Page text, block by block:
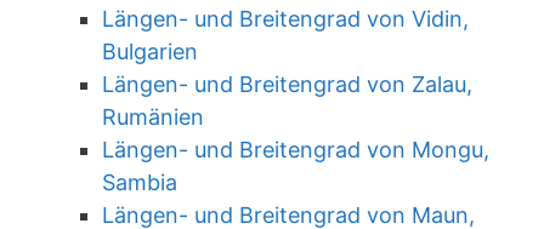
Längen- und Breitengrad von Vidin,
Bulgarien
Längen- und Breitengrad von Zalau,
Rumänien
Längen- und Breitengrad von Mongu,
Sambia
Längen- und Breitengrad von Maun,